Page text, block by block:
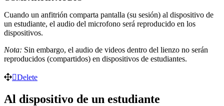
Cuando un anfitrión comparta pantalla (su sesión) al dispositivo de
un estudiante, el audio del microfono será reproducido en los
dispositivos.
Nota: Sin embargo, el audio de videos dentro del lienzo no serán
reproducidos (compartidos) en dispositivos de estudiantes.
Delete
Al dispositivo de un estudiante